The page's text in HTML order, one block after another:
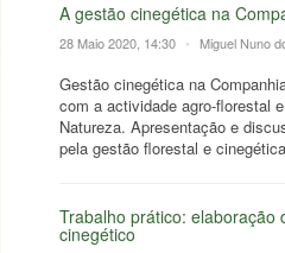
A gestão cinegética na
28 Maio 2020, 14:30 • Miguel Nuno
Gestão cinegética na
com a actividade agro-florestal
Natureza. Apresentação e
pela gestão florestal e
Trabalho prático: elaboração
cinegético